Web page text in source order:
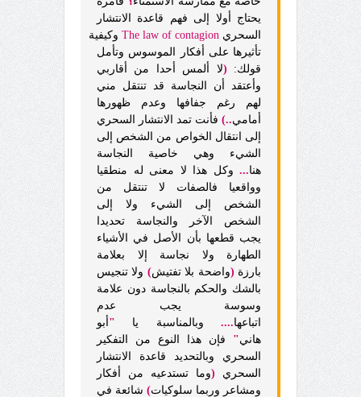
يحتاج أولا إلى فهم قاعدة الانتشار
السحري
The law of contagion
وكيفية
تأثيرها على أفكار الموسوس وتأمل
قولك: (لا ألمس أحدا من أقاربي
وأعتقد أن النجاسة قد تنتقل مني
لهم رغم جفافها وعدم ظهورها
أمامي..) فأنت تمد الانتشار السحري
إلى انتقال الخواص من الشخص إلى
الشيء وهي خاصية النجاسة
هنا... وكل هذا لا معنى له منطقيا
وواقعيا فالصفات لا تنتقل من
الشخص إلى الشيء ولا إلى
الشخص الآخر والنجاسة تحديدا
يجب قطعها بأن الأصل في الأشياء
الطهارة ولا نجاسة إلا بعلامة
بارزة (واضحة بلا تفتيش) ولا تنجيس
بالشك والحكم بالنجاسة دون علامة
وسوسة يجب عدم
اتباعها.... وبالمناسبة يا " أبو
هاني"
فإن هذا النوع من التفكير
السحري وبالتحديد قاعدة الانتشار
السحري (وما تستدعيه من أفكار
ومشاعر وربما سلوكيات) شائعة في